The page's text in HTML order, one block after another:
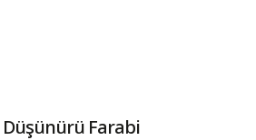
Farabi